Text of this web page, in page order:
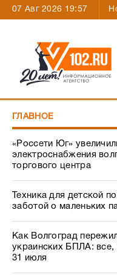
07 Авг 2026 19:57
ГЛАВНОЕ
«Россети Юг»
электроснабжения
торгового центра
Техника для детской
заботой о маленьких
Как Волгоград
украинских БПЛА: все,
31 июля